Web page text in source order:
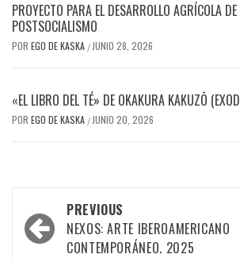
PROYECTO PARA EL DESARROLLO AGRÍCOLA
POSTSOCIALISMO
POR EGO DE KASKA / JUNIO 28, 2026
«EL LIBRO DEL TÉ» DE OKAKURA KAKUZŌ
POR EGO DE KASKA / JUNIO 20, 2026
Post
navigation
PREVIOUS
NEXOS: ARTE IBEROAMERICANO
CONTEMPORÁNEO. 2025